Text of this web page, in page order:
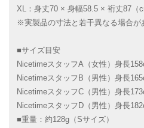
XL：身丈70 × 身幅58.5 × 裄丈87（
※実製品の寸法と若干異なる場合が
■サイズ目安
NicetimeスタッフA（女性）身長
NicetimeスタッフB（男性）身長
NicetimeスタッフC（男性）身長
NicetimeスタッフD（男性）身長
■重量：約128g（Sサイズ）